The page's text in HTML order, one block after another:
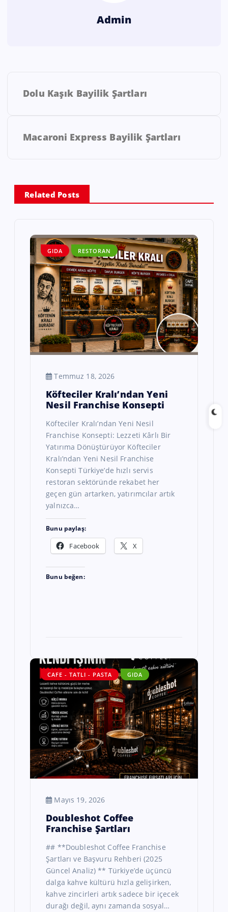
Admin
Dolu Kaşık Bayilik Şartları
Macaroni Express Bayilik Şartları
Related Posts
GIDA RESTORAN
Temmuz 18, 2026
Köfteciler Kralı’ndan Yeni
Nesil Franchise Konsepti
Köfteciler Kralı’ndan Yeni Nesil
Franchise Konsepti: Lezzeti Kârlı Bir
Yatırıma Dönüştürüyor Köfteciler
Kralı’ndan Yeni Nesil Franchise
Konsepti Türkiye’de hızlı servis
restoran sektöründe rekabet her
geçen gün artarken, yatırımcılar artık
yalnızca…
Bunu paylaş:
Facebook X
Bunu beğen:
CAFE - TATLI - PASTA GIDA
Mayıs 19, 2026
Doubleshot Coffee
Franchise Şartları
## **Doubleshot Coffee Franchise
Şartları ve Başvuru Rehberi (2025
Güncel Analiz) ** Türkiye’de üçüncü
dalga kahve kültürü hızla gelişirken,
kahve zincirleri artık sadece bir içecek
durağı değil, aynı zamanda sosyal…